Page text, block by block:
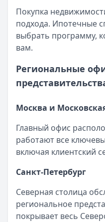
Покупка
подхода. Ипотечные
выбрать программу,
вам.
Региональные
Москва и
Главный офис
работают все
включая клиентский
Санкт-Петербург
Северная столица
региональное
покрывает весь